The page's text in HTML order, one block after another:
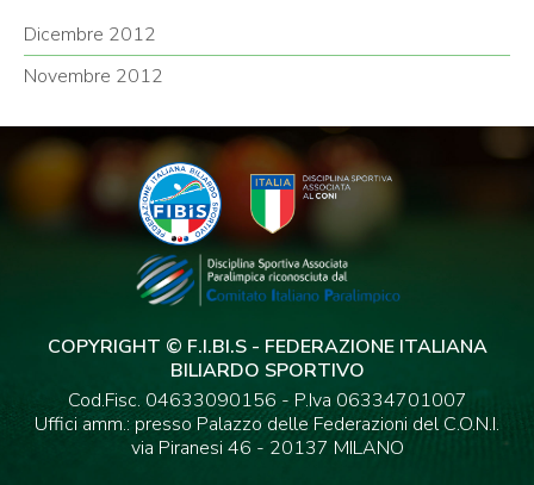
Dicembre 2012
Novembre 2012
COPYRIGHT © F.I.BI.S - FEDERAZIONE ITALIANA
BILIARDO SPORTIVO
Cod.Fisc. 04633090156 - P.Iva 06334701007
Uffici amm.: presso Palazzo delle Federazioni del C.O.N.I.
via Piranesi 46 - 20137 MILANO